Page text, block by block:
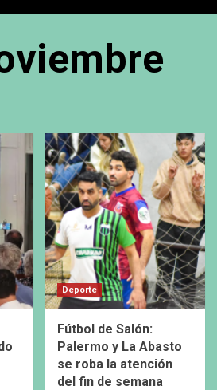
Deporte
Fútbol de Salón:
Palermo y La Abasto
se roba la atención
del fin de semana